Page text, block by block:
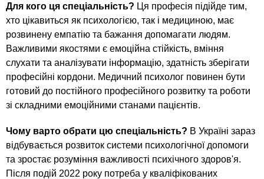
Для кого ця спеціальність? Ця професія підійде тим,
хто цікавиться як психологією, так і медициною, має
розвинену емпатію та бажання допомагати людям.
Важливими якостями є емоційна стійкість, вміння
слухати та аналізувати інформацію, здатність зберігати
професійні кордони. Медичний психолог повинен бути
готовий до постійного професійного розвитку та роботи
зі складними емоційними станами пацієнтів.
Чому варто обрати цю спеціальність? В Україні зараз
відбувається розвиток системи психологічної допомоги
та зростає розуміння важливості психічного здоров'я.
Після подій 2022 року потреба у кваліфікованих